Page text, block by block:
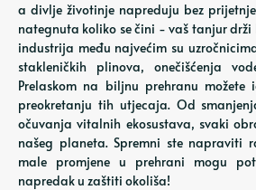
a divlje životinje napreduju bez
nategnuta koliko se čini - vaš tanjur drži
industrija među najvećim su
stakleničkih plinova, onečišćenja
Prelaskom na biljnu prehranu
preokretanju tih utjecaja. Od
očuvanja vitalnih ekosustava, svaki
našeg planeta. Spremni ste napraviti
male promjene u prehrani mogu
napredak u zaštiti okoliša!